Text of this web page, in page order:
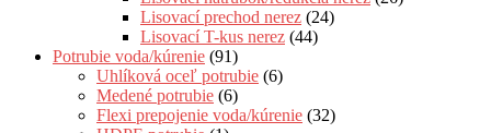
Lisovací prechod nerez (24)
Lisovací T-kus nerez (44)
Potrubie voda/kúrenie (91)
Uhlíková oceľ potrubie (6)
Medené potrubie (6)
Flexi prepojenie voda/kúrenie (32)